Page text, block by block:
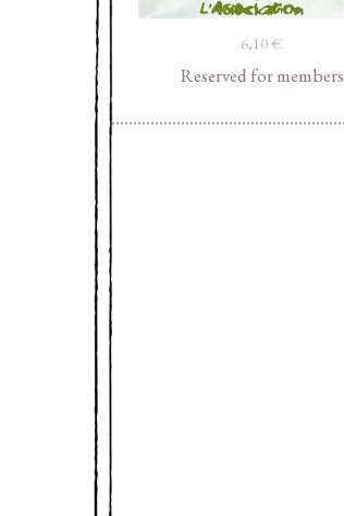
6,10€
Reserved for members